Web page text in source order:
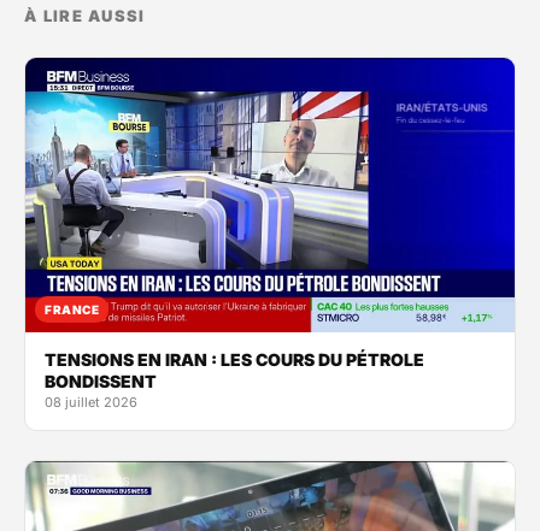
À LIRE AUSSI
FRANCE
TENSIONS EN IRAN : LES COURS DU PÉTROLE
BONDISSENT
08 juillet 2026